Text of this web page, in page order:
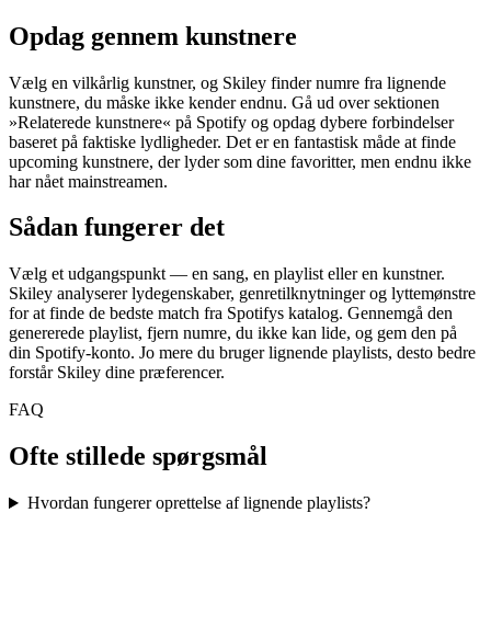
Opdag gennem kunstnere
Vælg en vilkårlig kunstner, og Skiley finder numre fra lignende
kunstnere, du måske ikke kender endnu. Gå ud over sektionen
»Relaterede kunstnere« på Spotify og opdag dybere forbindelser
baseret på faktiske lydligheder. Det er en fantastisk måde at finde
upcoming kunstnere, der lyder som dine favoritter, men endnu ikke
har nået mainstreamen.
Sådan fungerer det
Vælg et udgangspunkt — en sang, en playlist eller en kunstner.
Skiley analyserer lydegenskaber, genretilknytninger og lyttemønstre
for at finde de bedste match fra Spotifys katalog. Gennemgå den
genererede playlist, fjern numre, du ikke kan lide, og gem den på
din Spotify-konto. Jo mere du bruger lignende playlists, desto bedre
forstår Skiley dine præferencer.
FAQ
Ofte stillede spørgsmål
Hvordan fungerer oprettelse af lignende playlists?